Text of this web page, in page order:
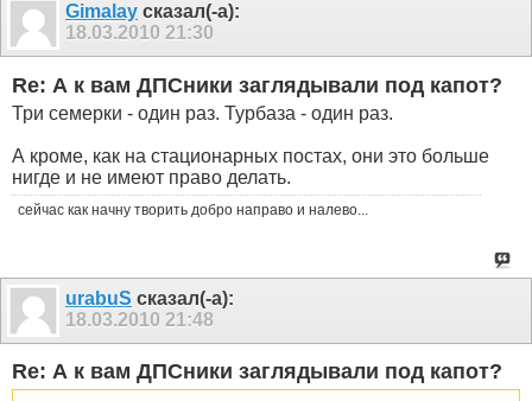
Gimalay сказал(-а):
18.03.2010 21:30
Re: А к вам ДПСники заглядывали под капот?
Три семерки - один раз. Турбаза - один раз.
А кроме, как на стационарных постах, они это больше
нигде и не имеют право делать.
сейчас как начну творить добро направо и налево...
urabuS сказал(-а):
18.03.2010 21:48
Re: А к вам ДПСники заглядывали под капот?